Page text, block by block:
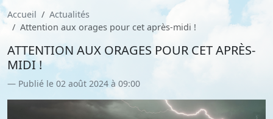
Accueil
Actualités
Attention aux orages pour cet après-midi !
ATTENTION AUX ORAGES POUR CET APRÈS-
MIDI !
Publié le 02 août 2024 à 09:00